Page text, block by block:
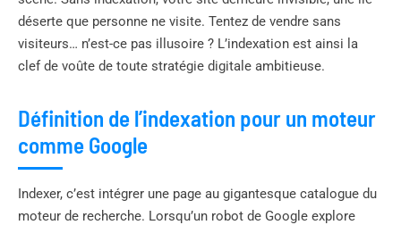
déserte que personne ne visite. Tentez de vendre sans
visiteurs… n’est-ce pas illusoire ? L’indexation est ainsi la
clef de voûte de toute stratégie digitale ambitieuse.
Définition de l’indexation pour un moteur
comme Google
Indexer, c’est intégrer une page au gigantesque catalogue du
moteur de recherche. Lorsqu’un robot de Google explore